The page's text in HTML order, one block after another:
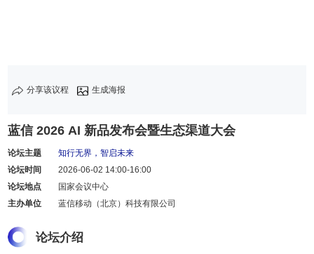
分享该议程 生成海报
蓝信 2026 AI 新品发布会暨生态渠道大会
论坛主题
知行无界，智启未来
论坛时间
2026-06-02 14:00-16:00
论坛地点
国家会议中心
主办单位
蓝信移动（北京）科技有限公司
论坛介绍